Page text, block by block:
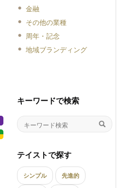
金融
その他の業種
周年・記念
地域ブランディング
キーワードで検索
テイストで探す
シンプル 先進的